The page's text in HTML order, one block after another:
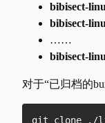
bibisect-
bibisect-
……
bibisect-
对于“已归档的
git clone ./